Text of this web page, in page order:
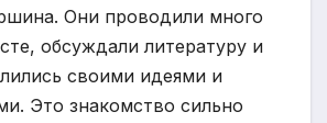
Они проводили много
обсуждали литературу и
своими идеями и
Это знакомство сильно